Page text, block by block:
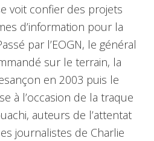
voit confier des projets
d’information pour la
par l’EOGN, le général
sur le terrain, la
en 2003 puis le
à l’occasion de la traque
auteurs de l’attentat
journalistes de Charlie